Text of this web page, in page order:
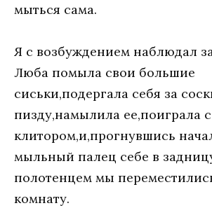
мыться сама.
Я с возбуждением наблюдал
Люба помыла свои большие
сиськи,подергала себя за
пизду,намылила ее,поиграла
клитором,и,прогнувшись
мыльный палец себе в
полотенцем мы
комнату.